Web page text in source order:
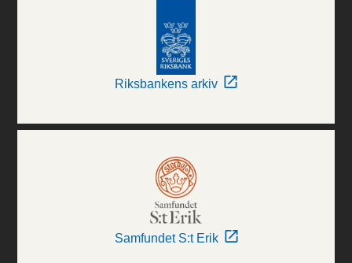
Riksbankens arkiv
Samfundet S:t Erik